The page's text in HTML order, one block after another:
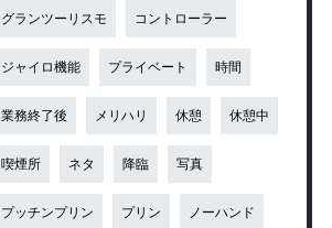
グランツーリスモ コントローラー
ジャイロ機能 プライベート 時間
業務終了後 メリハリ 休憩 休憩中
喫煙所 ネタ 降臨 写真
プッチンプリン プリン ノーハンド